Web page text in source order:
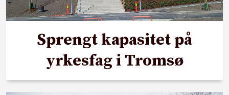
Sprengt kapasitet på
yrkesfag i Tromsø